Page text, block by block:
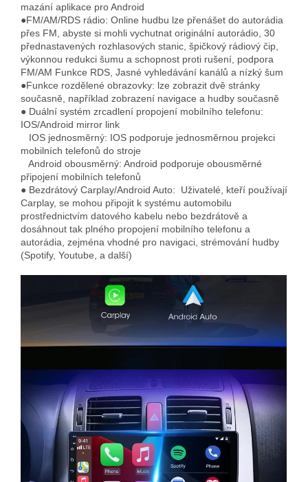
mazání aplikace pro Android
●FM/AM/RDS rádio: Online hudbu lze přenášet do autorádia
přes FM, abyste si mohli vychutnat originální autorádio, 30
přednastavených rozhlasových stanic, špičkový rádiový čip,
výkonnou redukci šumu a schopnost proti rušení, podpora
FM/AM Funkce RDS, Jasné vyhledávání kanálů a nízký šum
●Funkce rozdělené obrazovky: lze zobrazit dvě stránky
současně, například zobrazení navigace a hudby současně
● Duální systém zrcadlení propojení mobilního telefonu:
IOS/Android mirror link
IOS jednosměrný: IOS podporuje jednosměrnou projekci
mobilních telefonů do stroje
Android obousměrný: Android podporuje obousměrné
připojení mobilních telefonů
● Bezdrátový Carplay/Android Auto: Uživatelé, kteří používají
Carplay, se mohou připojit k systému automobilu
prostřednictvím datového kabelu nebo bezdrátově a
dosáhnout tak plného propojení mobilního telefonu a
autorádia, zejména vhodné pro navigaci, strémování hudby
(Spotify, Youtube, a další)